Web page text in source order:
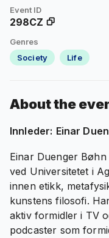
Event ID
298CZ
Genres
Society
Life
About the
Innleder: Einar
Einar Duenger
ved Universitetet i
innen etikk,
kunstens filosofi.
aktiv formidler i TV
podcaster som